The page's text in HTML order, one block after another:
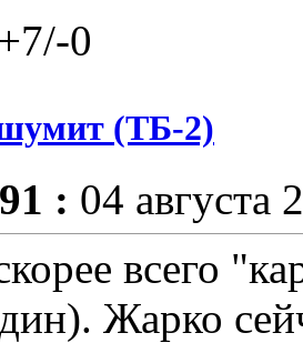
0
(ТБ-2)
: 04 августа
всего
Жарко